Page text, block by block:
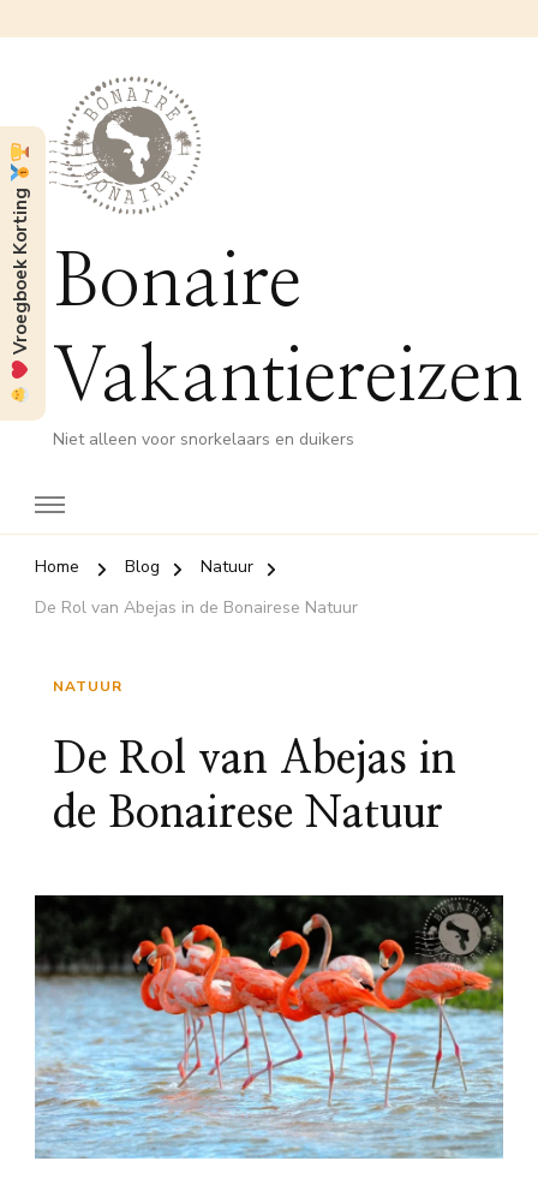
Bonaire
Vakantiereizen
Niet alleen voor snorkelaars en duikers
Home Blog
Natuur
De Rol van Abejas in de Bonairese Natuur
NATUUR
De Rol van Abejas in
de Bonairese Natuur
Vroegboek Korting